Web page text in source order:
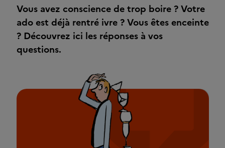
Vous avez conscience de trop boire ? Votre
ado est déjà rentré ivre ? Vous êtes enceinte
? Découvrez ici les réponses à vos
questions.